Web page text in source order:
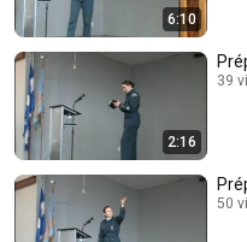
6:10
2:16
39
50